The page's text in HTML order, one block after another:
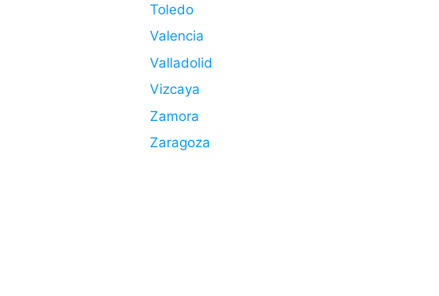
Toledo
Valencia
Valladolid
Vizcaya
Zamora
Zaragoza